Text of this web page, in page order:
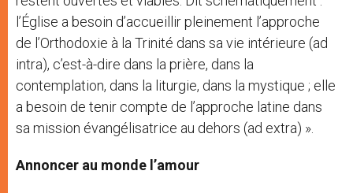
l’Église a besoin d’accueillir pleinement l’approche
de l’Orthodoxie à la Trinité dans sa vie intérieure (ad
intra), c’est-à-dire dans la prière, dans la
contemplation, dans la liturgie, dans la mystique ; elle
a besoin de tenir compte de l’approche latine dans
sa mission évangélisatrice au dehors (ad extra) ».
Annoncer au monde l’amour